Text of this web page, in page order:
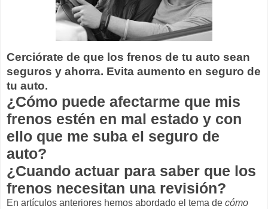
Cerciórate de que los frenos de tu auto sean
seguros y ahorra. Evita aumento en seguro de
tu auto.
¿Cómo puede afectarme que mis
frenos estén en mal estado y con
ello que me suba el seguro de
auto?
¿Cuando actuar para saber que los
frenos necesitan una revisión?
En artículos anteriores hemos abordado el tema de cómo